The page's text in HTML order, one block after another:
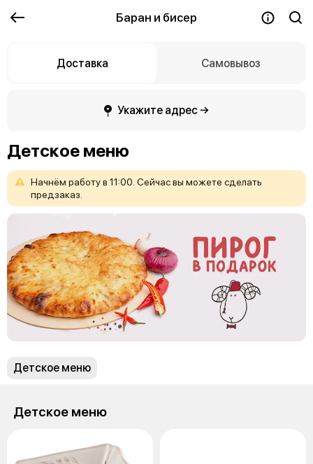
Баран и бисер
Доставка Самовывоз
Укажите адрес →
Детское меню
Начнём работув 11:00. Сейчасвы можете сделать
предзаказ.
Детское меню
Детское меню